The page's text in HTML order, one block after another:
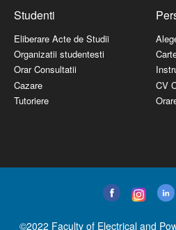
Studenti
Eliberare Acte de Studii
Organizatii studentesti
Orar Consultatii
Cazare
Tutoriere
CV
©2022 Faculty of Electrical and